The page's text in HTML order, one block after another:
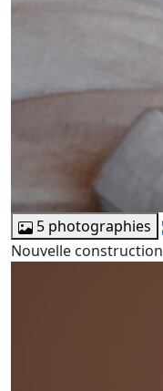
5 photographies
Nouvelle construction